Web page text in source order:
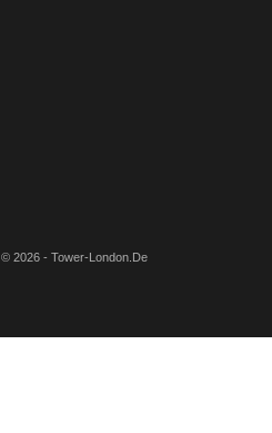
© 2026 - Tower-London.De